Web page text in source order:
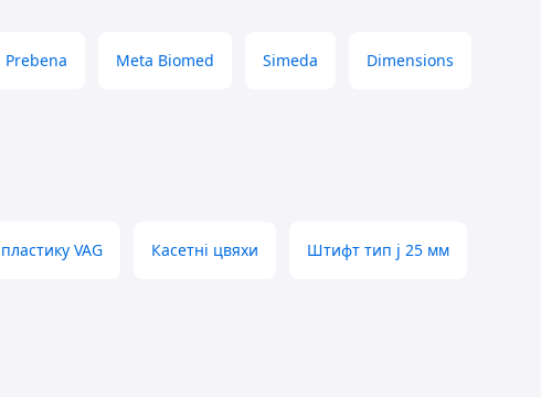
Prebena Meta Biomed Simeda Dimensions
VAG Касетні цвяхи Штифт тип j 25 мм